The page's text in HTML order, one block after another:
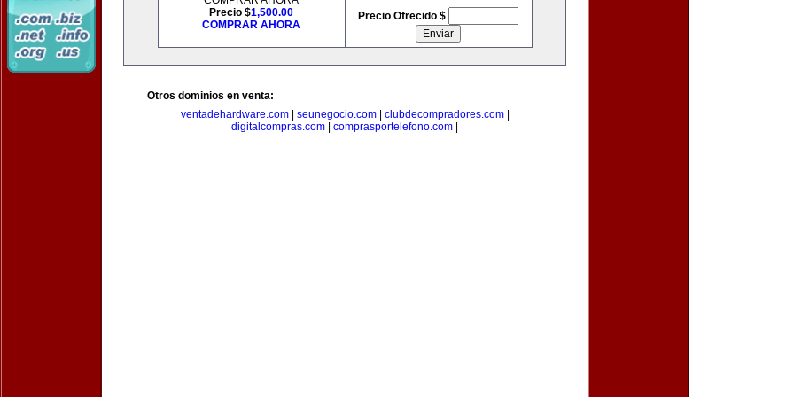
Precio $1,500.00
COMPRAR AHORA
Precio Ofrecido $
Otros dominios en venta:
ventadehardware.com| seunegocio.com| clubdecompradores.com|
digitalcompras.com
comprasportelefono.com